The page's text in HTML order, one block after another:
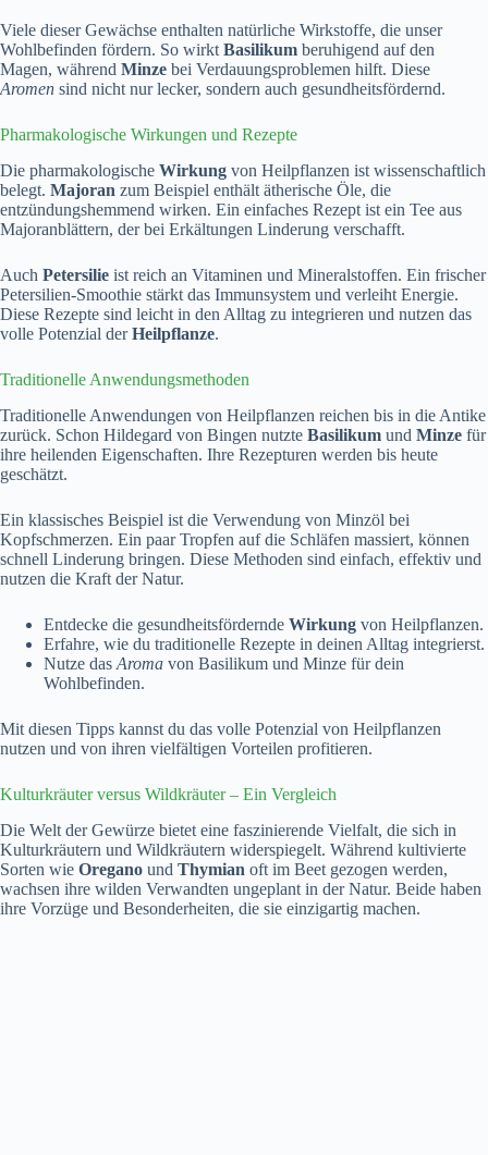
Viele dieser Gewächse enthalten natürliche Wirkstoffe, die unser
Wohlbefinden fördern. So wirkt Basilikum beruhigend auf den
Magen, während Minze bei Verdauungsproblemen hilft. Diese
Aromen sind nicht nur lecker, sondern auch gesundheitsfördernd.
Pharmakologische Wirkungen und Rezepte
Die pharmakologische Wirkung von Heilpflanzen ist wissenschaftlich
belegt. Majoran zum Beispiel enthält ätherische Öle, die
entzündungshemmend wirken. Ein einfaches Rezept ist ein Tee aus
Majoranblättern, der bei Erkältungen Linderung verschafft.
Auch Petersilie ist reich an Vitaminen und Mineralstoffen. Ein frischer
Petersilien-Smoothie stärkt das Immunsystem und verleiht Energie.
Diese Rezepte sind leicht in den Alltag zu integrieren und nutzen das
volle Potenzial derHeilpflanze.
Traditionelle Anwendungsmethoden
Traditionelle Anwendungen von Heilpflanzen reichen bis in die Antike
zurück. Schon Hildegard von Bingen nutzte Basilikum und Minze für
ihre heilenden Eigenschaften. Ihre Rezepturen werden bis heute
geschätzt.
Ein klassisches Beispiel ist die Verwendung von Minzöl bei
Kopfschmerzen. Ein paar Tropfen auf die Schläfen massiert, können
schnell Linderung bringen. Diese Methoden sind einfach, effektiv und
nutzen die Kraft der Natur.
Entdecke die gesundheitsfördernde Wirkung von Heilpflanzen.
Erfahre, wie du traditionelle Rezepte in deinen Alltag integrierst.
Nutze das Aroma von Basilikum und Minze für dein
Wohlbefinden.
Mit diesen Tipps kannst du das volle Potenzial von Heilpflanzen
nutzen und von ihren vielfältigen Vorteilen profitieren.
Kulturkräuter versus Wildkräuter – Ein Vergleich
Die Welt der Gewürze bietet eine faszinierende Vielfalt, die sich in
Kulturkräutern und Wildkräutern widerspiegelt. Während kultivierte
Sorten wie Oregano und Thymian oft im Beet gezogen werden,
wachsen ihre wilden Verwandten ungeplant in der Natur. Beide haben
ihre Vorzüge und Besonderheiten, die sie einzigartig machen.